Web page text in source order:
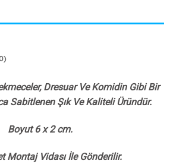
Dresuar Ve Komidin Gibi Bir
Sabitlenen Şık Ve Kaliteli Üründür.
Boyut 6 x 2 cm.
Montaj Vidası İle Gönderilir.